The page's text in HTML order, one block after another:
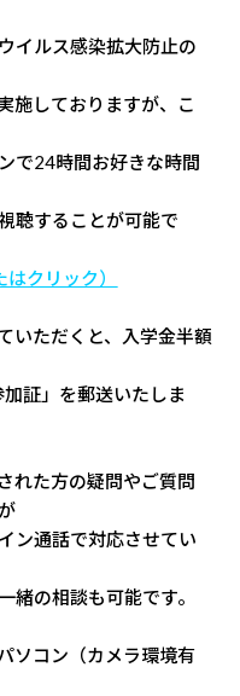
イルス感染拡大防止の
施しておりますが、こ
で24時間お好きな時間
聴することが可能で
クリック）
いただくと、入学金半額
証」を郵送いたしま
れた方の疑問やご質問
ン通話で対応させてい
緒の相談も可能です。
ソコン（カメラ環境有